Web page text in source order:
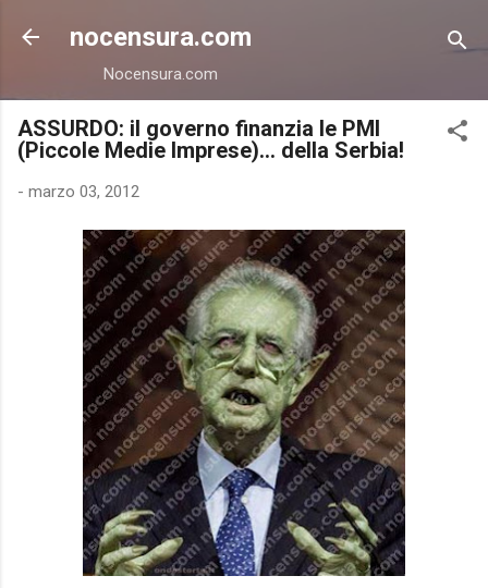
Passa ai contenuti principali
nocensura.com
Nocensura.com
ASSURDO: il governo finanzia le PMI
(Piccole Medie Imprese)... della Serbia!
- marzo 03, 2012